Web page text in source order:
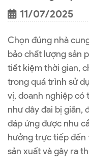
11/07/2025
Chọn đúng nhà
bảo chất lượng sản
tiết kiệm thời gian,
trong quá trình sử
vị, doanh nghiệp có
như dây đai bị giãn,
đáp ứng được nhu
hưởng trực tiếp đến
sản xuất và gây ra